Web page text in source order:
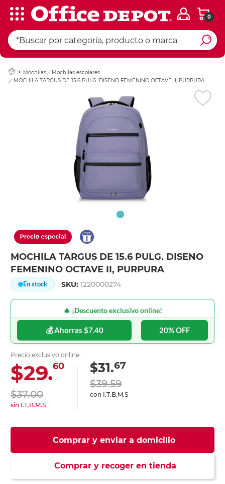
0
Mochilas
Mochilas escolares
MOCHILA TARGUS DE 15.6 PULG. DISENO FEMENINO OCTAVE II, PURPURA
MOCHILA TARGUS DE 15.6 PULG. DISENO
FEMENINO OCTAVE II, PURPURA
En stock SKU:1220000274
🔥 ¡Descuento exclusivo online!
💰 Ahorras $7.40 20% OFF
Precio exclusivo online:
$29.60
$37.00
sin I.T.B.M.S
$31.67
$39.59
con I.T.B.M.S
Comprar y enviar a domicilio
Comprar y recoger en tienda
Ingresar Codigo